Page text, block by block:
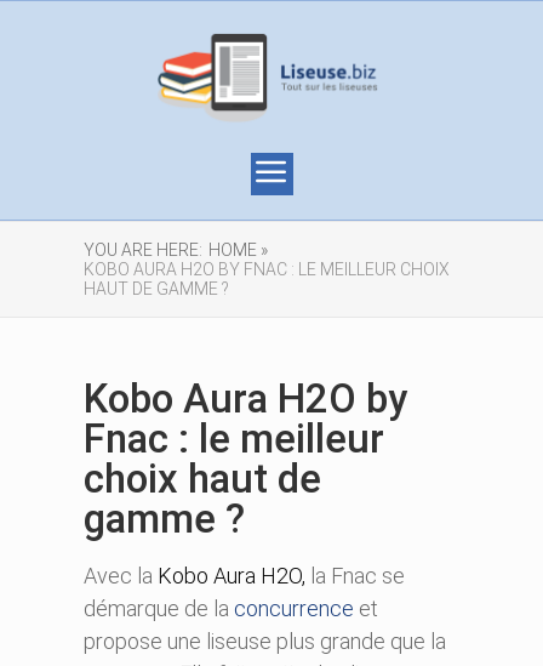
YOU ARE HERE: HOME »
KOBO AURA H2O BY FNAC : LE MEILLEUR CHOIX
HAUT DE GAMME ?
Kobo Aura H2O by
Fnac : le meilleur
choix haut de
gamme ?
Avec la Kobo Aura H2O, la Fnac se
démarque de la concurrence et
propose une liseuse plus grande que la